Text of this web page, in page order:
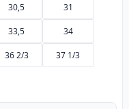
30,5 31
33,5 34
36 2/3 37 1/3